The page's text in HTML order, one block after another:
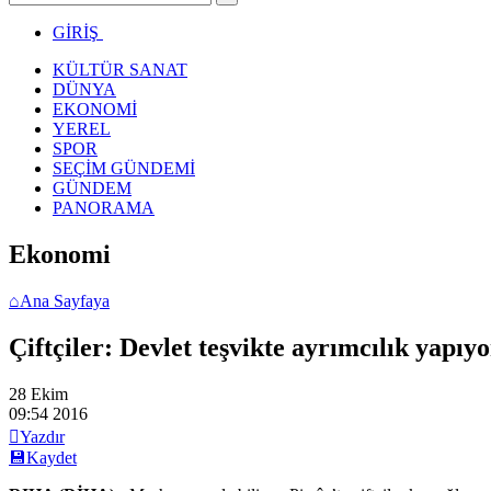
GİRİŞ
KÜLTÜR SANAT
DÜNYA
EKONOMİ
YEREL
SPOR
SEÇİM GÜNDEMİ
GÜNDEM
PANORAMA
Ekonomi
⌂Ana Sayfaya
Çiftçiler: Devlet teşvikte ayrımcılık
28 Ekim
09:54 2016
Yazdır
💾Kaydet